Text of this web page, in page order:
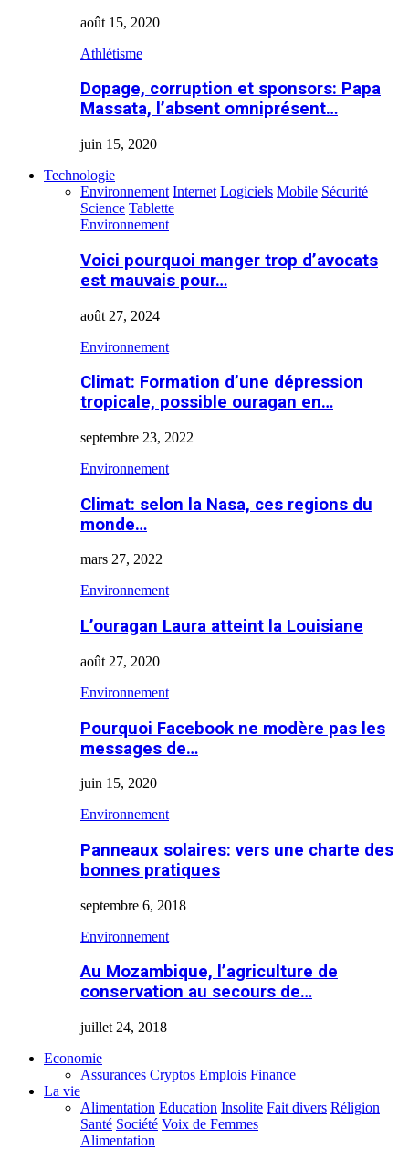
août 15, 2020
Athlétisme
Dopage, corruption et sponsors: Papa
Massata, l’absent omniprésent…
juin 15, 2020
Technologie
Environnement Internet Logiciels Mobile Sécurité
Science Tablette
Environnement
Voici pourquoi manger trop d’avocats
est mauvais pour…
août 27, 2024
Environnement
Climat: Formation d’une dépression
tropicale, possible ouragan en…
septembre 23, 2022
Environnement
Climat: selon la Nasa, ces regions du
monde…
mars 27, 2022
Environnement
L’ouragan Laura atteint la Louisiane
août 27, 2020
Environnement
Pourquoi Facebook ne modère pas les
messages de…
juin 15, 2020
Environnement
Panneaux solaires: vers une charte des
bonnes pratiques
septembre 6, 2018
Environnement
Au Mozambique, l’agriculture de
conservation au secours de…
juillet 24, 2018
Economie
Assurances Cryptos Emplois Finance
La vie
Alimentation Education Insolite Fait divers Réligion
Santé Société Voix de Femmes
Alimentation